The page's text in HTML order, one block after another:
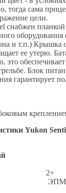
тогда сама
цели.
снабжен планкой
и т.п.) Крышка
ее утерю.
это
Блок
гарантирует
Yukon
2+
ЭПM